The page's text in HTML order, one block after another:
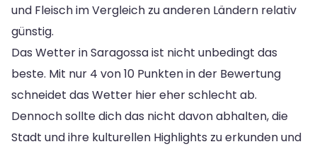
und Fleisch im Vergleich zu anderen Ländern relativ
günstig.
Das Wetter in Saragossa ist nicht unbedingt das
beste. Mit nur 4 von 10 Punkten in der Bewertung
schneidet das Wetter hier eher schlecht ab.
Dennoch sollte dich das nicht davon abhalten, die
Stadt und ihre kulturellen Highlights zu erkunden und